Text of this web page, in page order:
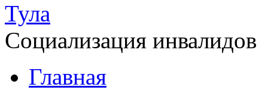
Главная
Тула
Социализация инвалидов